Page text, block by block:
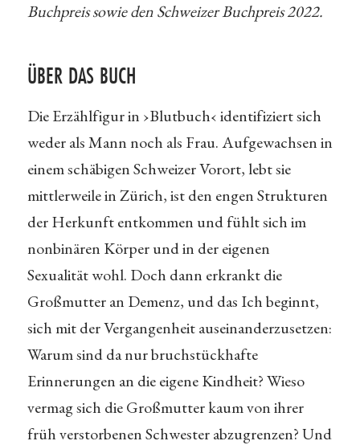
Buchpreis sowie den Schweizer Buchpreis 2022.
ÜBER DAS BUCH
Die Erzählfigur in ›Blutbuch‹ identifiziert sich
weder als Mann noch als Frau. Aufgewachsen in
einem schäbigen Schweizer Vorort, lebt sie
mittlerweile in Zürich, ist den engen Strukturen
der Herkunft entkommen und fühlt sich im
nonbinären Körper und in der eigenen
Sexualität wohl. Doch dann erkrankt die
Großmutter an Demenz, und das Ich beginnt,
sich mit der Vergangenheit auseinanderzusetzen:
Warum sind da nur bruchstückhafte
Erinnerungen an die eigene Kindheit? Wieso
vermag sich die Großmutter kaum von ihrer
früh verstorbenen Schwester abzugrenzen? Und